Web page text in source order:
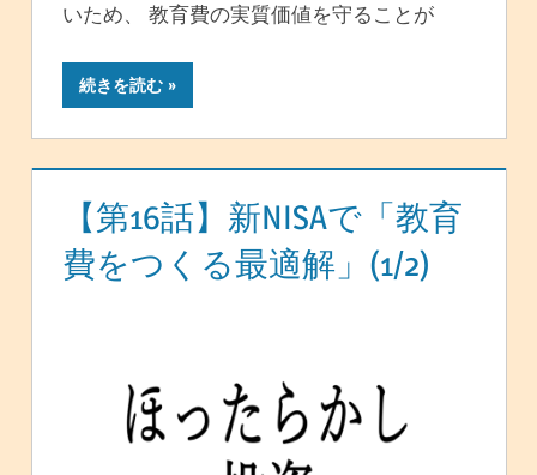
いため、 教育費の実質価値を守ることが
続きを読む
【第16話】新NISAで「教育
費をつくる最適解」(1/2)